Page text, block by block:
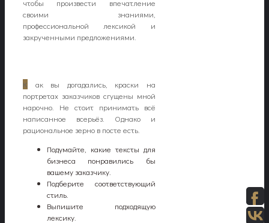
чтобы произвести впечатление
своими знаниями,
профессиональной лексикой и
закрученными предложениями.
К ак вы догадались, краски на
портретах заказчиков сгущены мной
нарочно. Не стоит принимать всё
написанное всерьёз. Однако и
рациональное зерно в посте есть.
Подумайте, какие тексты для
бизнеса понравились бы
вашему заказчику.
Подберите соответствующий
стиль.
Выпишите подходящую
лексику.